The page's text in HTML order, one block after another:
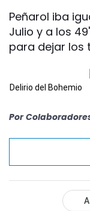
Peñarol iba
Julio y a los
para dejar los
Delirio del Bohemio
Por